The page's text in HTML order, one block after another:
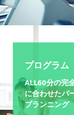
プログラム
ALL60分の完
に合わせたパ
プランニング